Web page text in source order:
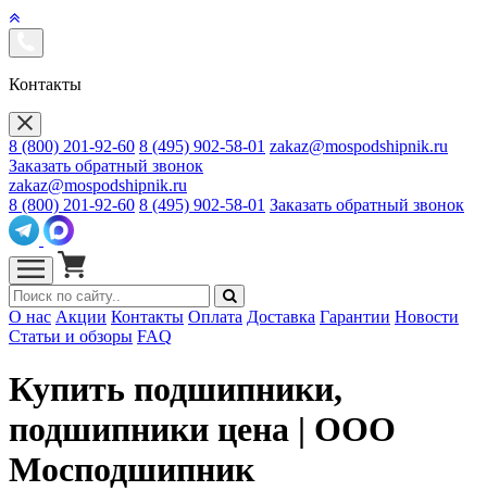
Контакты
8 (800) 201-92-60 8 (495) 902-58-01 zakaz@mospodshipnik.ru
Заказать обратный звонок
zakaz@mospodshipnik.ru
8 (800) 201-92-60 8 (495) 902-58-01 Заказать обратный звонок
О нас Акции Контакты Оплата Доставка Гарантии Новости
Статьи и обзоры FAQ
Купить подшипники,
подшипники цена | ООО
Мосподшипник